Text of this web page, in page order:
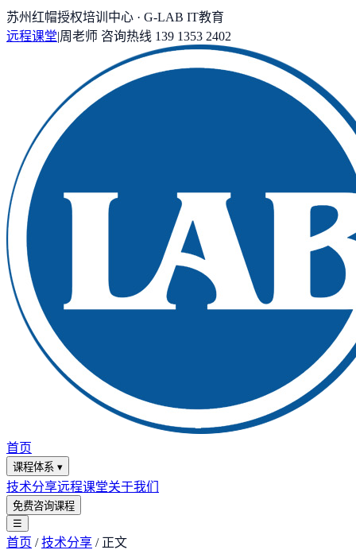
苏州红帽授权培训中心 · G-LAB IT教育
远程课堂|周老师 咨询热线 139 1353 2402
首页
课程体系 ▾
技术分享远程课堂关于我们
免费咨询课程
☰
首页 /技术分享 / 正文